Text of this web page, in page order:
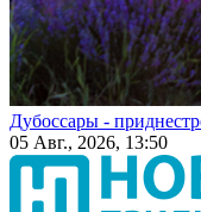
Дубоссары -
05 Авг., 2026, 13:50